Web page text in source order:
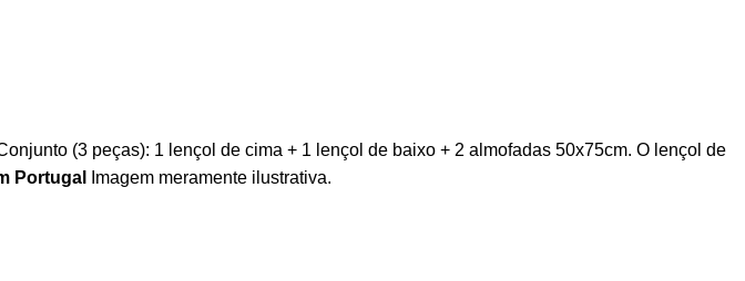
(3 peças): 1 lençol de cima + 1 lençol de baixo + 2 almofadas 50x75cm. O lençol de
Portugal Imagem meramente ilustrativa.